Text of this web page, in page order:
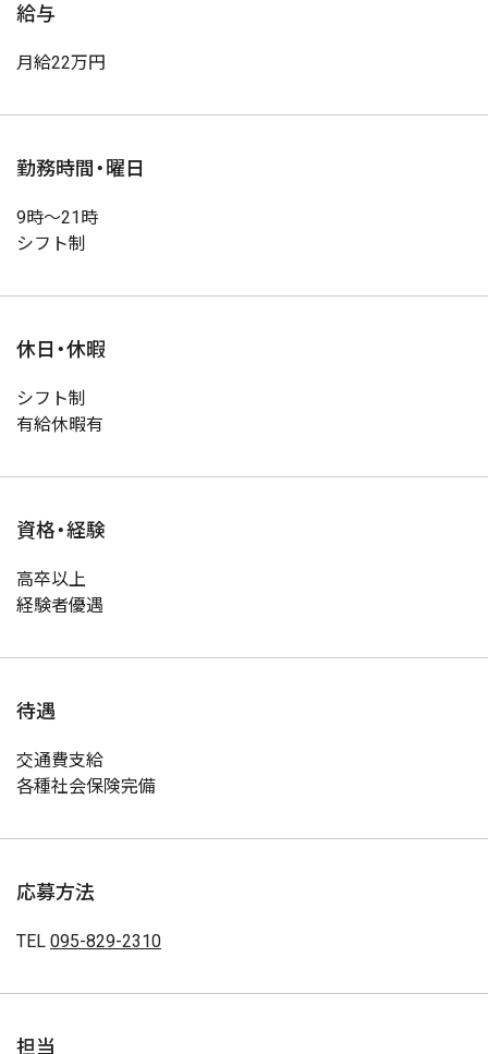
給与
月給22万円
勤務時間・曜日
9時～21時
シフト制
休日・休暇
シフト制
有給休暇有
資格・経験
高卒以上
経験者優遇
待遇
交通費支給
各種社会保険完備
応募方法
TEL 095-829-2310
担当